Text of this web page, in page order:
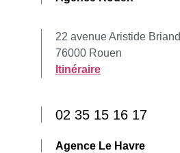
22 avenue Aristide Briand
76000 Rouen
Itinéraire
02 35 15 16 17
Agence Le Havre